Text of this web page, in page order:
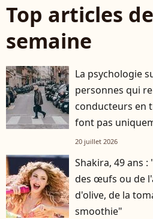
Top articles
semaine
La psychologie
personnes qui
conducteurs en
font pas
20 juillet 2026
Shakira, 49 ans
des œufs ou de
d'olive, de la
smoothie"